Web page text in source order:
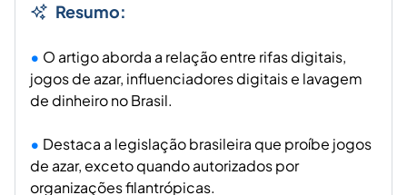
Resumo:
O artigo aborda a relação entre rifas digitais,
jogos de azar, influenciadores digitais e lavagem
de dinheiro no Brasil.
Destaca a legislação brasileira que proíbe jogos
de azar, exceto quando autorizados por
organizações filantrópicas.